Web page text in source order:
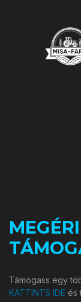
Támogass egy
KATTINTS IDE és